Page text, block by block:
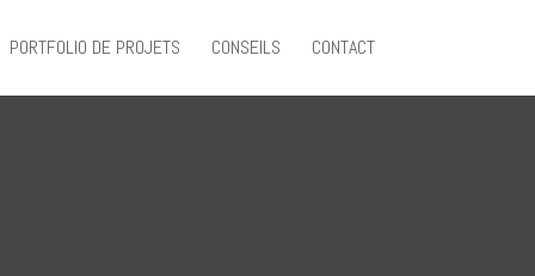
PORTFOLIO DE PROJETS CONSEILS CONTACT